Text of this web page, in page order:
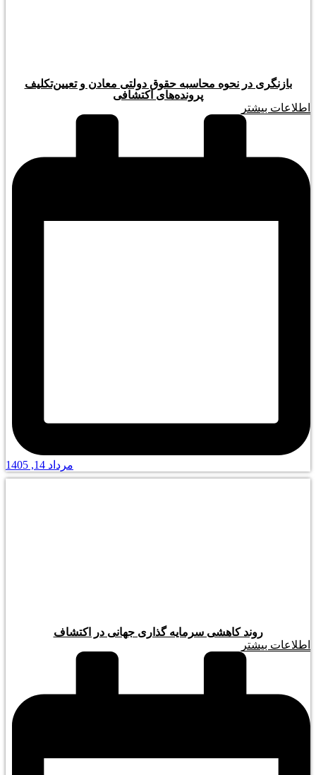
بازنگری در نحوه محاسبه حقوق دولتی معادن و تعیین‌تکلیف
پرونده‌های اکتشافی
اطلاعات بیشتر
مرداد 14, 1405
روند کاهشی سرمایه گذاری جهانی در اکتشاف
اطلاعات بیشتر